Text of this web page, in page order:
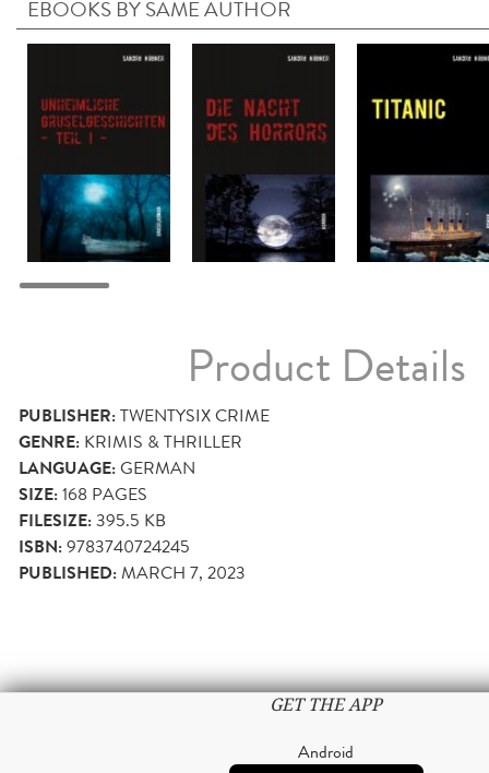
EBOOKS BY SAME AUTHOR
Product Details
PUBLISHER:TWENTYSIX CRIME
GENRE: KRIMIS & THRILLER
LANGUAGE:GERMAN
SIZE:168 PAGES
FILESIZE:395.5 KB
ISBN:9783740724245
PUBLISHED:MARCH 7, 2023
GET THE APP
Android